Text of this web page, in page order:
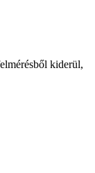
kiderül,